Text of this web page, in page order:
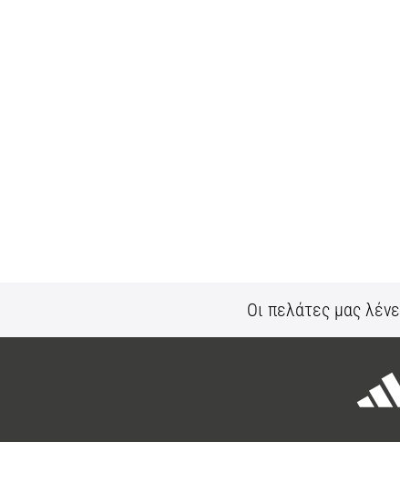
Οι πελάτες μας λένε